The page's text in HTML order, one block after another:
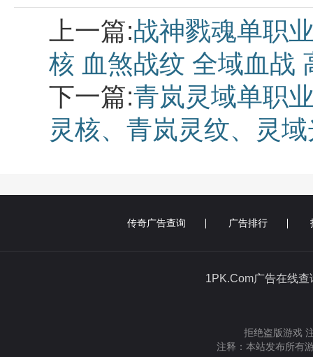
上一篇:战神戮魂单职
核 血煞战纹 全域血战
下一篇:青岚灵域单职
灵核、青岚灵纹、灵
传奇广告查询 广告排行
1PK.Com广告在
拒绝盗版游戏
注释：本站发布所有